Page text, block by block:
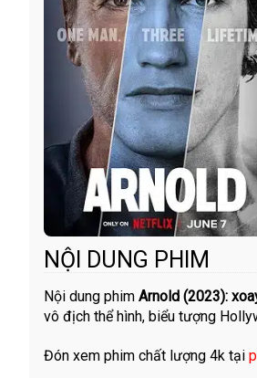
NỘI DUNG PHIM
Nội dung phim Arnold (2023):
vô địch thể hình, biểu tượng
Đón xem phim chất lượng 4k tại